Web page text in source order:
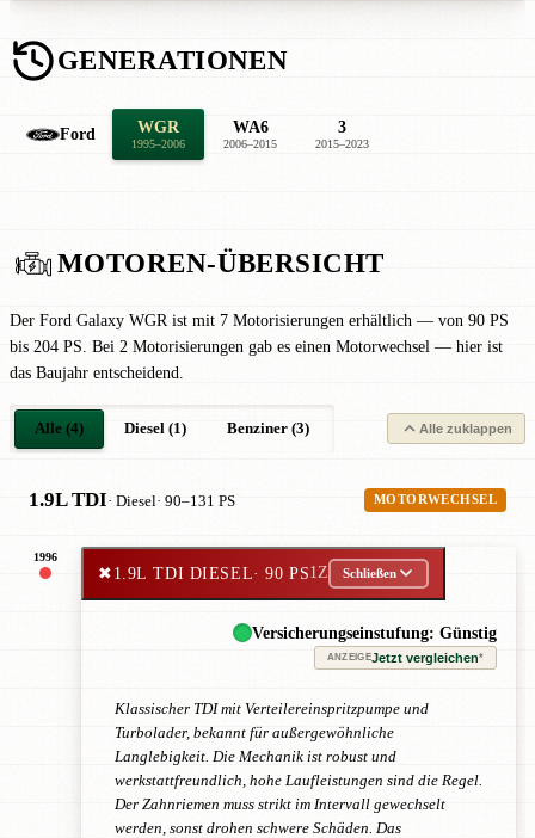
GENERATIONEN
Ford WGR
1995–2006
WA6
2006–2015
3
2015–2023
MOTOREN-ÜBERSICHT
Der Ford Galaxy WGR ist mit 7 Motorisierungen erhältlich — von 90 PS
bis 204 PS. Bei 2 Motorisierungen gab es einen Motorwechsel — hier ist
das Baujahr entscheidend.
Alle (4) Diesel (1) Benziner (3) Alle zuklappen
1.9L TDI· Diesel· 90–131 PS MOTORWECHSEL
1996
✖1.9L TDI DIESEL· 90 PS1Z Schließen
Versicherungseinstufung: Günstig
ANZEIGEJetzt vergleichen*
Klassischer TDI mit Verteilereinspritzpumpe und
Turbolader, bekannt für außergewöhnliche
Langlebigkeit. Die Mechanik ist robust und
werkstattfreundlich, hohe Laufleistungen sind die Regel.
Der Zahnriemen muss strikt im Intervall gewechselt
werden, sonst drohen schwere Schäden. Das